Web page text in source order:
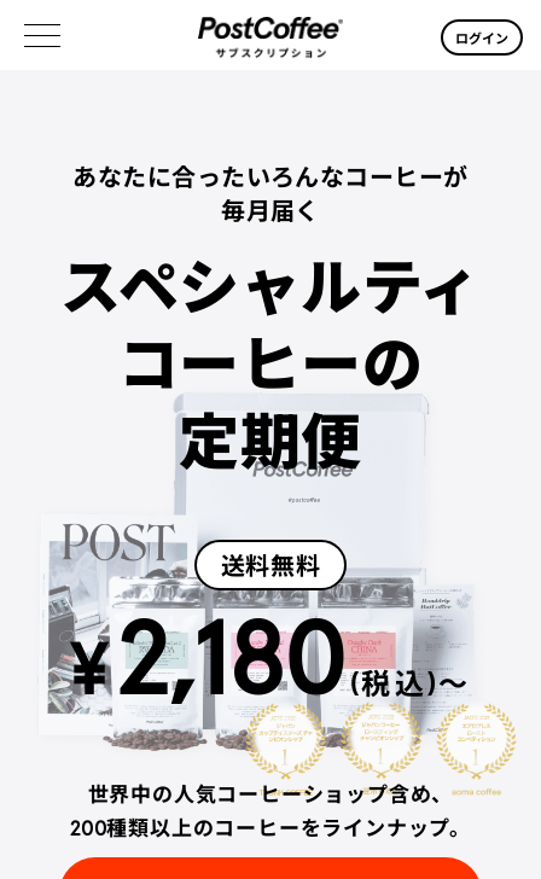
ログイン
あなたに合ったいろんなコーヒーが
毎月届く
スペシャルティ
コーヒーの
定期便
送料無料
¥2,180(税込)〜
世界中の人気コーヒーショップ含め、
200種類以上のコーヒーをラインナップ。